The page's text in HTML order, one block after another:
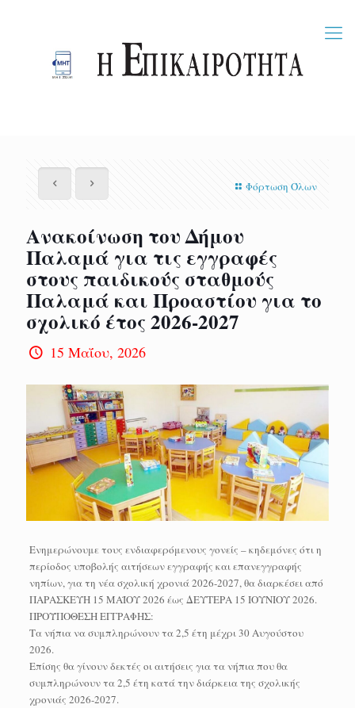
Φόρτωση Όλων
Ανακοίνωση του Δήμου
Παλαμά για τις εγγραφές
στους παιδικούς σταθμούς
Παλαμά και Προαστίου για το
σχολικό έτος 2026-2027
15 Μαΐου, 2026
Ενημερώνουμε τους ενδιαφερόμενους γονείς – κηδεμόνες ότι η
περίοδος υποβολής αιτήσεων εγγραφής και επανεγγραφής
νηπίων, για τη νέα σχολική χρονιά 2026-2027, θα διαρκέσει από
ΠΑΡΑΣΚΕΥΗ 15 ΜΑΪΟΥ 2026 έως ΔΕΥΤΕΡΑ 15 ΙΟΥΝΙΟΥ 2026.
ΠΡΟΫΠΟΘΕΣΗ ΕΓΓΡΑΦΗΣ:
Τα νήπια να συμπληρώνουν τα 2,5 έτη μέχρι 30 Αυγούστου
2026.
Επίσης θα γίνουν δεκτές οι αιτήσεις για τα νήπια που θα
συμπληρώνουν τα 2,5 έτη κατά την διάρκεια της σχολικής
χρονιάς 2026-2027.